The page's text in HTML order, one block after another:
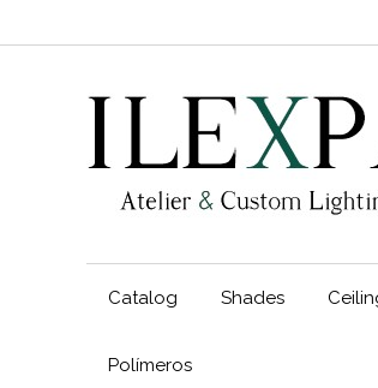
Catalog Shades
Polímeros